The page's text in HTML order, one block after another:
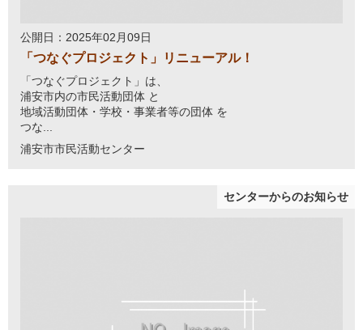
公開日：2025年02月09日
「つなぐプロジェクト」リニューアル！
「つなぐプロジェクト」は、
浦安市内の市民活動団体 と
地域活動団体・学校・事業者等の団体 を
つな...
浦安市市民活動センター
センターからのお知らせ